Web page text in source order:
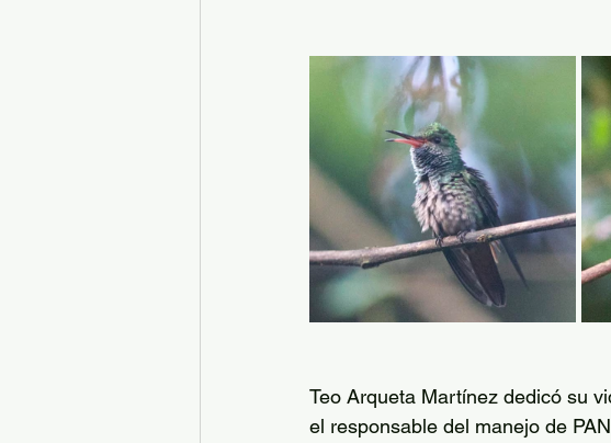
Teo Arqueta Martínez dedicó su
el responsable del manejo de